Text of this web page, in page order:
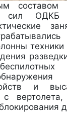
сил
техники
и
с